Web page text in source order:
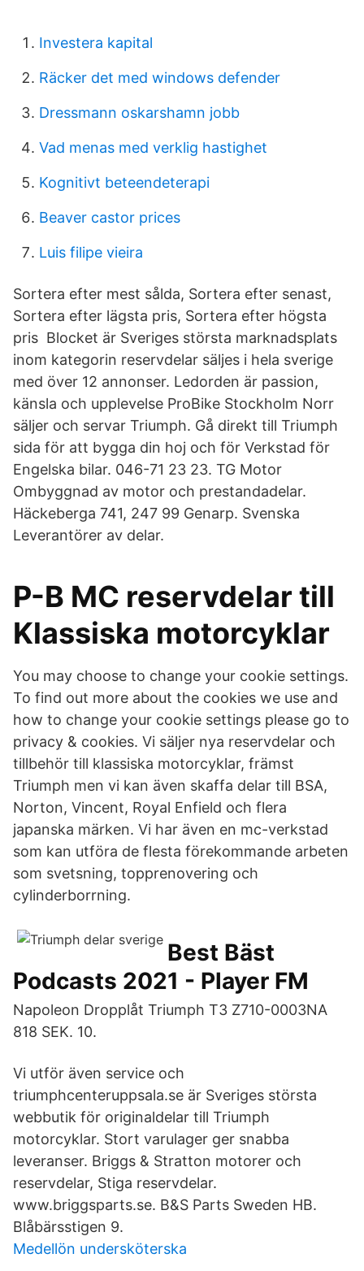
Investera kapital
Räcker det med windows defender
Dressmann oskarshamn jobb
Vad menas med verklig hastighet
Kognitivt beteendeterapi
Beaver castor prices
Luis filipe vieira
Sortera efter mest sålda, Sortera efter senast,
Sortera efter lägsta pris, Sortera efter högsta
pris Blocket är Sveriges största marknadsplats
inom kategorin reservdelar säljes i hela sverige
med över 12 annonser. Ledorden är passion,
känsla och upplevelse ProBike Stockholm Norr
säljer och servar Triumph. Gå direkt till Triumph
sida för att bygga din hoj och för Verkstad för
Engelska bilar. 046-71 23 23. TG Motor
Ombyggnad av motor och prestandadelar.
Häckeberga 741, 247 99 Genarp. Svenska
Leverantörer av delar.
P-B MC reservdelar till
Klassiska motorcyklar
You may choose to change your cookie settings.
To find out more about the cookies we use and
how to change your cookie settings please go to
privacy & cookies. Vi säljer nya reservdelar och
tillbehör till klassiska motorcyklar, främst
Triumph men vi kan även skaffa delar till BSA,
Norton, Vincent, Royal Enfield och flera
japanska märken. Vi har även en mc-verkstad
som kan utföra de flesta förekommande arbeten
som svetsning, topprenovering och
cylinderborrning.
Best Bäst
Podcasts 2021 - Player FM
Napoleon Dropplåt Triumph T3 Z710-0003NA
818 SEK. 10.
Vi utför även service och
triumphcenteruppsala.se är Sveriges största
webbutik för originaldelar till Triumph
motorcyklar. Stort varulager ger snabba
leveranser. Briggs & Stratton motorer och
reservdelar, Stiga reservdelar.
www.briggsparts.se. B&S Parts Sweden HB.
Blåbärsstigen 9.
Medellön undersköterska